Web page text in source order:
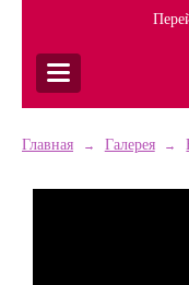
Главная → Галерея →